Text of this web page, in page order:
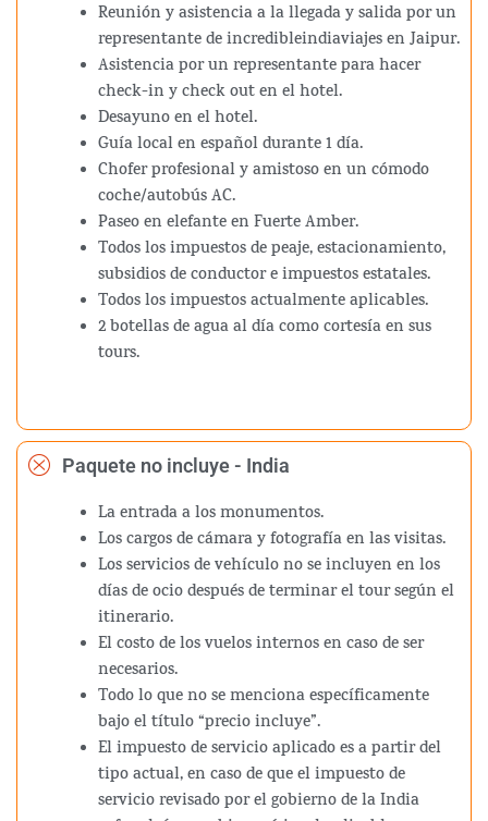
Reunión y asistencia a la llegada y salida por un
representante de incredibleindiaviajes en Jaipur.
Asistencia por un representante para hacer
check-in y check out en el hotel.
Desayuno en el hotel.
Guía local en español durante 1 día.
Chofer profesional y amistoso en un cómodo
coche/autobús AC.
Paseo en elefante en Fuerte Amber.
Todos los impuestos de peaje, estacionamiento,
subsidios de conductor e impuestos estatales.
Todos los impuestos actualmente aplicables.
2 botellas de agua al día como cortesía en sus
tours.
Paquete no incluye - India
La entrada a los monumentos.
Los cargos de cámara y fotografía en las visitas.
Los servicios de vehículo no se incluyen en los
días de ocio después de terminar el tour según el
itinerario.
El costo de los vuelos internos en caso de ser
necesarios.
Todo lo que no se menciona específicamente
bajo el título “precio incluye”.
El impuesto de servicio aplicado es a partir del
tipo actual, en caso de que el impuesto de
servicio revisado por el gobierno de la India